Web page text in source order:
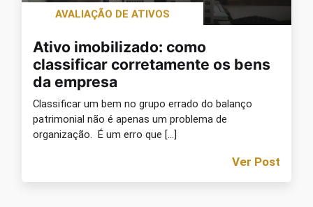
AVALIAÇÃO DE ATIVOS
Ativo imobilizado: como
classificar corretamente os bens
da empresa
Classificar um bem no grupo errado do balanço
patrimonial não é apenas um problema de
organização. É um erro que […]
Ver Post